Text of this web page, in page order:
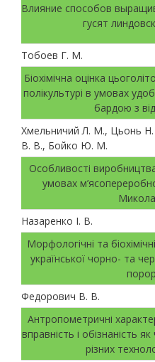
Влияние способов
гусят
Тобоев Г. М.
Біохімічна оцінка
полікультурі в умовах
бардою з
Хмельничий Л. М., Цьонь Н.
В. В., Бойко Ю. М.
Особливості
умовах
Назаренко І. В.
Морфологічні та
української чорно- та
Федорович В. В.
Антропометричні
вправність і обізнаність
різних